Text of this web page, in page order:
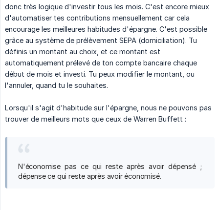
donc très logique d'investir tous les mois. C'est encore mieux
d'automatiser tes contributions mensuellement car cela
encourage les meilleures habitudes d'épargne. C'est possible
grâce au système de prélèvement SEPA (domiciliation). Tu
définis un montant au choix, et ce montant est
automatiquement prélevé de ton compte bancaire chaque
début de mois et investi. Tu peux modifier le montant, ou
l'annuler, quand tu le souhaites.
Lorsqu'il s'agit d'habitude sur l'épargne, nous ne pouvons pas
trouver de meilleurs mots que ceux de Warren Buffett :
N'économise pas ce qui reste après avoir dépensé ;
dépense ce qui reste après avoir économisé.